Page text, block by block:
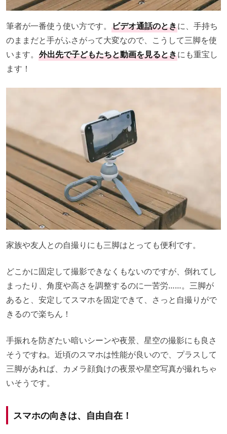
筆者が一番使う使い方です。 ビデオ通話のときに、手持ち
のままだと手がふさがって大変なので、こうして三脚を使
います。 外出先で子どもたちと動画を見るときにも重宝し
ます！
家族や友人との自撮りにも三脚はとっても便利です。
どこかに固定して撮影できなくもないのですが、倒れてし
まったり、角度や高さを調整するのに一苦労……。三脚が
あると、安定してスマホを固定できて、さっと自撮りがで
きるので楽ちん！
手振れを防ぎたい暗いシーンや夜景、星空の撮影にも良さ
そうですね。近頃のスマホは性能が良いので、プラスして
三脚があれば、カメラ顔負けの夜景や星空写真が撮れちゃ
いそうです。
スマホの向きは、自由自在！